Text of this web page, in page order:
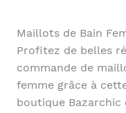
Maillots de Bain
Profitez de belles
commande de
femme grâce à
boutique Bazarchic